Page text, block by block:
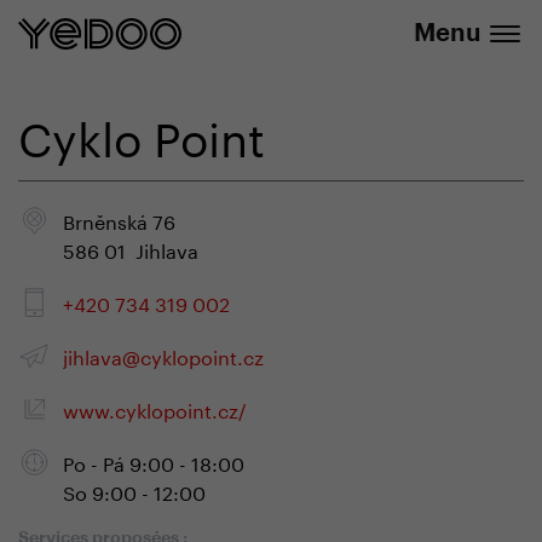
Menu
Cyklo Point
Brněnská 76
586 01 Jihlava
+420 734 319 002
jihlava@cyklopoint.cz
www.cyklopoint.cz/
Po - Pá 9:00 - 18:00
So 9:00 - 12:00
Services proposées :